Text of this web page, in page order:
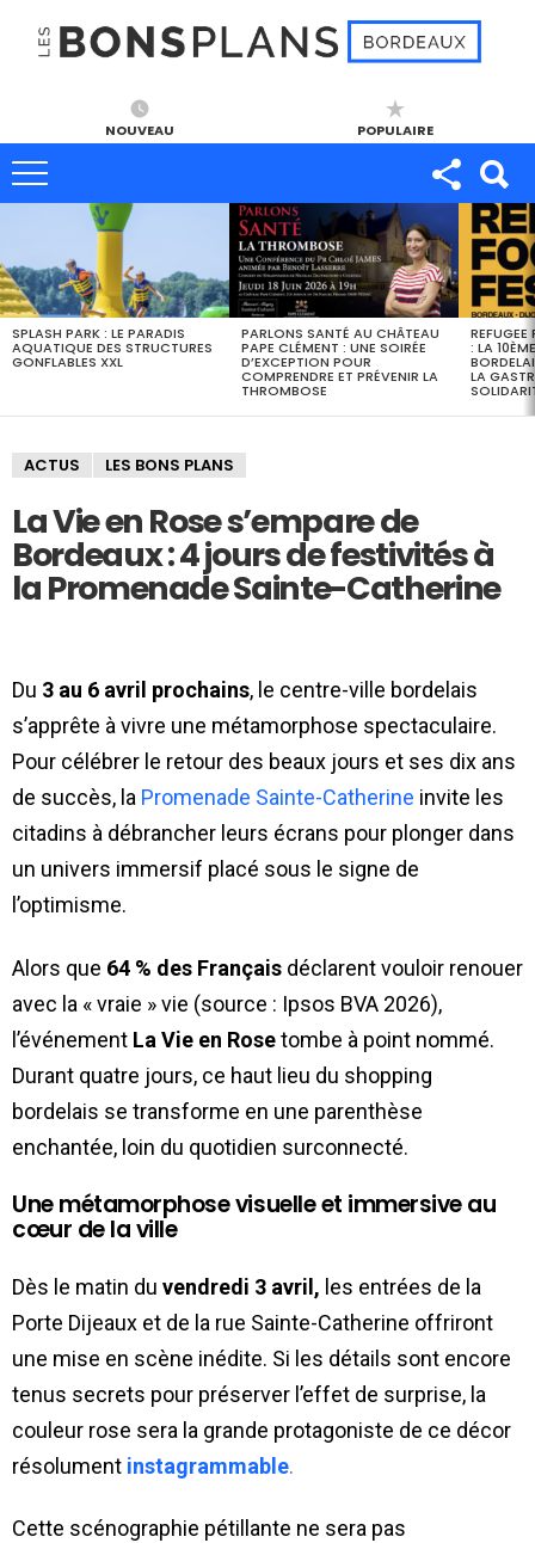
NOUVEAU POPULAIRE
SPLASH PARK : LE PARADIS
AQUATIQUE DES STRUCTURES
GONFLABLES XXL
PARLONS SANTÉ AU CHÂTEAU
PAPE CLÉMENT : UNE SOIRÉE
D’EXCEPTION POUR
COMPRENDRE ET PRÉVENIR LA
THROMBOSE
: LA
LA
ACTUS LES BONS PLANS
La Vie en Rose s’empare de
Bordeaux : 4 jours de festivités à
la Promenade Sainte-Catherine
Du 3 au 6 avril prochains, le centre-ville bordelais
s’apprête à vivre une métamorphose spectaculaire.
Pour célébrer le retour des beaux jours et ses dix ans
de succès, la Promenade Sainte-Catherine invite les
citadins à débrancher leurs écrans pour plonger dans
un univers immersif placé sous le signe de
l’optimisme.
Alors que 64 % des Français déclarent vouloir renouer
avec la « vraie » vie (source : Ipsos BVA 2026),
l’événement La Vie en Rosetombe à point nommé.
Durant quatre jours, ce haut lieu du shopping
bordelais se transforme en une parenthèse
enchantée, loin du quotidien surconnecté.
Une métamorphose visuelle et immersive au
cœur de la ville
Dès le matin du vendredi 3 avril, les entrées de la
Porte Dijeaux et de la rue Sainte-Catherine offriront
une mise en scène inédite. Si les détails sont encore
tenus secrets pour préserver l’effet de surprise, la
couleur rose sera la grande protagoniste de ce décor
résolument instagrammable.
Cette scénographie pétillante ne sera pas